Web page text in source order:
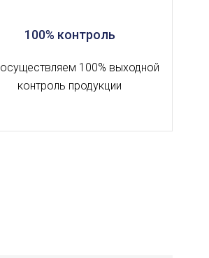
100% контроль
100% выходной
контроль продукции